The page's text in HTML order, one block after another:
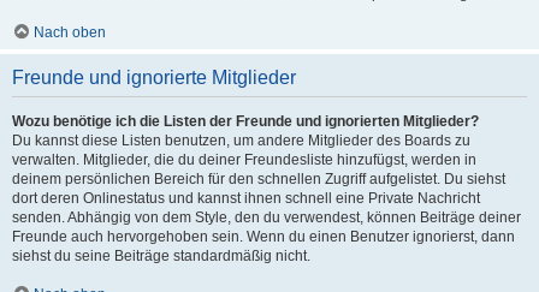
Nach oben
Freunde und ignorierte Mitglieder
Wozu benötige ich die Listen der Freunde und ignorierten Mitglieder?
Du kannst diese Listen benutzen, um andere Mitglieder des Boards zu
verwalten. Mitglieder, die du deiner Freundesliste hinzufügst, werden in
deinem persönlichen Bereich für den schnellen Zugriff aufgelistet. Du siehst
dort deren Onlinestatus und kannst ihnen schnell eine Private Nachricht
senden. Abhängig von dem Style, den du verwendest, können Beiträge deiner
Freunde auch hervorgehoben sein. Wenn du einen Benutzer ignorierst, dann
siehst du seine Beiträge standardmäßig nicht.